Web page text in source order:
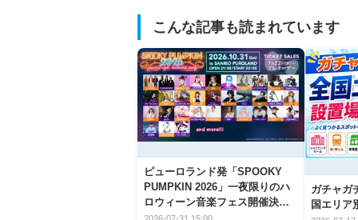
こんな記事も読まれています
ピューロランド発「SPOOKY
PUMPKIN 2026」一夜限りのハ
ロウィーン音楽フェス開催決
定！
ガチャガ
国エリア